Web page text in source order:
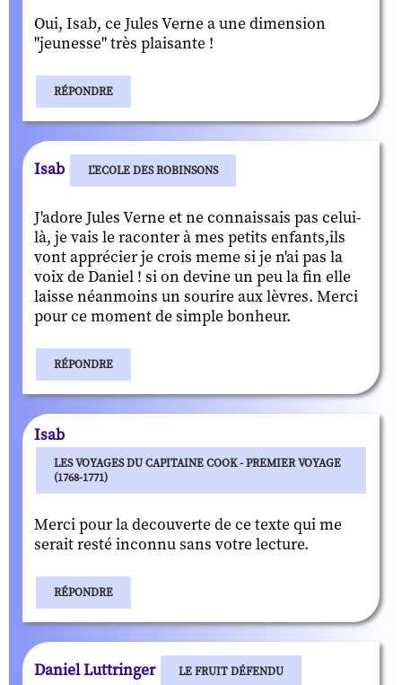
Oui, Isab, ce Jules Verne a une dimension
"jeunesse" très plaisante !
RÉPONDRE
Isab L'ECOLE DES ROBINSONS
J'adore Jules Verne et ne connaissais pas celui-
là, je vais le raconter à mes petits enfants,ils
vont apprécier je crois meme si je n'ai pas la
voix de Daniel ! si on devine un peu la fin elle
laisse néanmoins un sourire aux lèvres. Merci
pour ce moment de simple bonheur.
RÉPONDRE
Isab
LES VOYAGES DU CAPITAINE COOK - PREMIER VOYAGE
(1768-1771)
Merci pour la decouverte de ce texte qui me
serait resté inconnu sans votre lecture.
RÉPONDRE
Daniel Luttringer LE FRUIT DÉFENDU